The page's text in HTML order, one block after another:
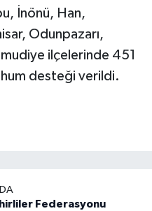
İnönü, Han,
Odunpazarı,
ilçelerinde 451
desteği verildi.
Federasyonu